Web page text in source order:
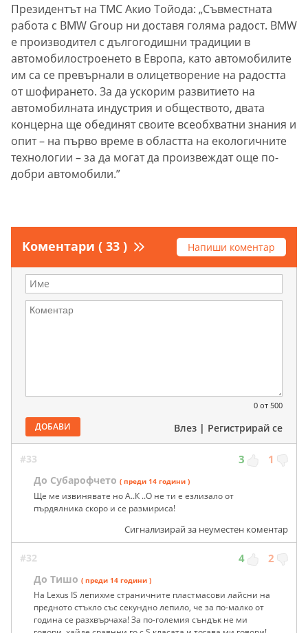
Президентът на TMC Акио Тойода: „Съвместната
работа с BMW Group ни доставя голяма радост. BMW
е производител с дългогодишни традиции в
автомобилостроенето в Европа, като автомобилите
им са се превърнали в олицетворение на радостта
от шофирането. За да ускорим развитието на
автомобилната индустрия и обществото, двата
концерна ще обединят своите всеобхватни знания и
опит – на първо време в областта на екологичните
технологии – за да могат да произвеждат още по-
добри автомобили.”
Коментари ( 33 ) Напиши коментар
0 от 500
ДОБАВИ Влез | Регистрирай се
#33 3 1
До Субарофчето ( преди 14 години )
Ще ме извинявате но А..К ..О не ти е езлизало от
пърдялника скоро и се размириса!
Сигнализирай за неуместен коментар
#32 4 2
До Тишо ( преди 14 години )
На Lexus IS лепихме страничните пластмасови лайсни на
предното стъкло със секундно лепило, че за по-малко от
година се разхвърчаха! За по-големия съндък не ми